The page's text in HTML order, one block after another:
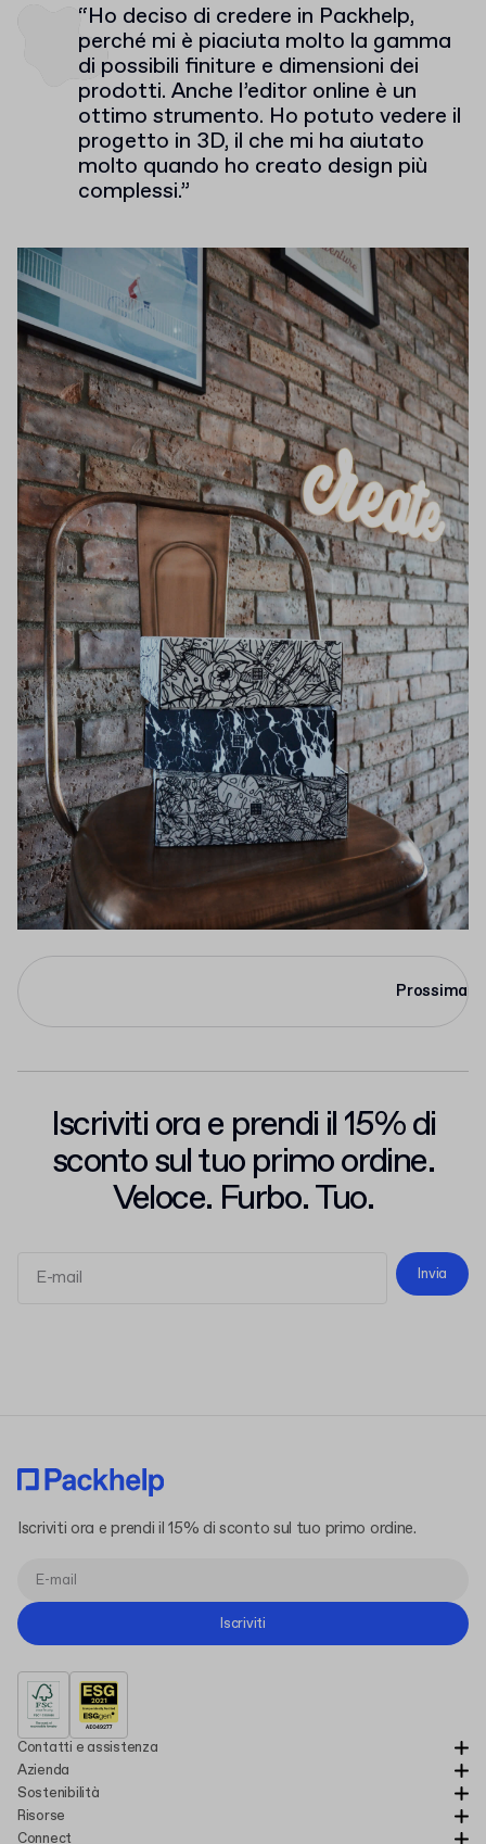
“Ho deciso di credere in Packhelp,
perché mi è piaciuta molto la gamma
di possibili finiture e dimensioni dei
prodotti. Anche l’editor online è un
ottimo strumento. Ho potuto vedere il
progetto in 3D, il che mi ha aiutato
molto quando ho creato design più
complessi.”
Prossima
Iscriviti ora e prendi il 15% di
sconto sul tuo primo ordine.
Veloce. Furbo. Tuo.
Invia
Contatti e assistenza
Azienda
Sostenibilità
Risorse
Connect
Iscriviti ora e prendi il 15% di sconto sul tuo primo ordine.
Iscriviti